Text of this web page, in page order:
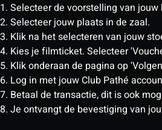
1. Selecteer de voorstelling van jouw
2. Selecteer jouw plaats in de zaal.
3. Klik na het selecteren van jouw
4. Kies je filmticket. Selecteer
5. Klik onderaan de pagina op
6. Log in met jouw Club Pathé
7. Betaal de transactie, dit is ook
8. Je ontvangt de bevestiging van